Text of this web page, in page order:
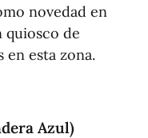
novedad en
quiosco de
en esta zona.
Azul)